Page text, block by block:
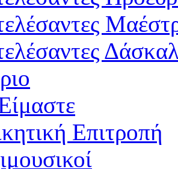
Επιτροπή